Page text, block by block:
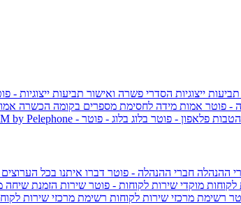
ייצוגיות הסדרי פשרה ואישור תביעות ייצוגיות -
- פוטר אמות מידה לחסימת מספרים בקומה הכשרה
הטבות פלאפון - פוטר בלוג בלוג - פוטר
ההנהלה חברי ההנהלה - פוטר דברו איתנו בכל הערוצים
לקוחות מוקדי שירות לקוחות - פוטר שירות הזמנת שיחה
רשימת מרכזי שירות לקוחות רשימת מרכזי שירות